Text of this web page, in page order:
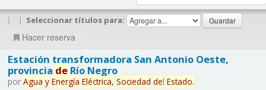
| | Seleccionar títulos para:
Hacer reserva
Estación transformadora San Antonio Oeste,
provincia deRío Negro
por Agua y Energía Eléctrica, Sociedad del Estado.